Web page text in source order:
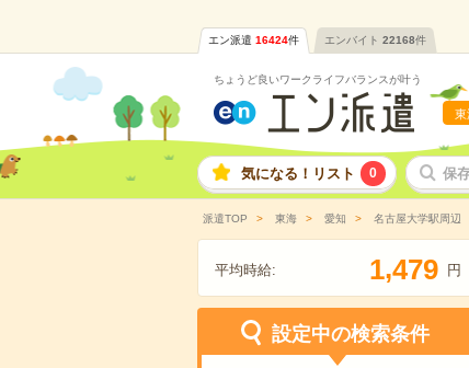
エン派遣 16424件 エンバイト 22168件
ちょうど良いワークライフバランスが叶う
東
気になる！リスト 0 保
派遣TOP 東海 愛知 名古屋大学駅周辺
平均時給: 1,479 円
設定中の検索条件